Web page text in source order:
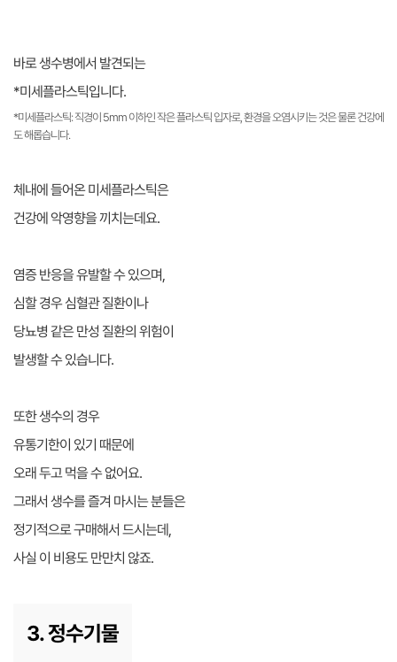
바로 생수병에서 발견되는
*미세플라스틱입니다.
*미세플라스틱: 직경이 5mm 이하인 작은 플라스틱 입자로, 환경을 오염시키는 것은 물론 건강에
도 해롭습니다.
체내에 들어온 미세플라스틱은
건강에 악영향을 끼치는데요.
염증 반응을 유발할 수 있으며,
심할 경우 심혈관 질환이나
당뇨병 같은 만성 질환의 위험이
발생할 수 있습니다.
또한 생수의 경우
유통기한이 있기 때문에
오래 두고 먹을 수 없어요.
그래서 생수를 즐겨 마시는 분들은
정기적으로 구매해서 드시는데,
사실 이 비용도 만만치 않죠.
3. 정수기물